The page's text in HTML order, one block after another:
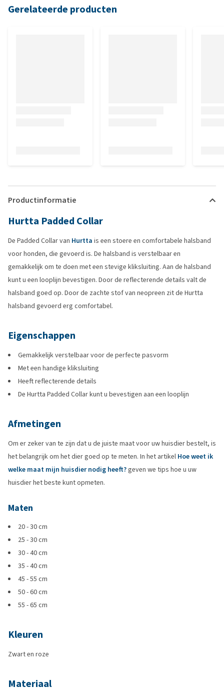
Gerelateerde producten
Productinformatie
Hurtta Padded Collar
De Padded Collar van Hurtta is een stoere en comfortabele halsband
voor honden, die gevoerd is. De halsband is verstelbaar en
gemakkelijk om te doen met een stevige kliksluiting. Aan de halsband
kunt u een looplijn bevestigen. Door de reflecterende details valt de
halsband goed op. Door de zachte stof van neopreen zit de Hurtta
halsband gevoerd erg comfortabel.
Eigenschappen
Gemakkelijk verstelbaar voor de perfecte pasvorm
Met een handige kliksluiting
Heeft reflecterende details
De Hurtta Padded Collar kunt u bevestigen aan een looplijn
Afmetingen
Om er zeker van te zijn dat u de juiste maat voor uw huisdier bestelt, is
het belangrijk om het dier goed op te meten. In het artikel Hoe weet ik
welke maat mijn huisdier nodig heeft?geven we tips hoe u uw
huisdier het beste kunt opmeten.
Maten
20 - 30 cm
25 - 30 cm
30 - 40 cm
35 - 40 cm
45 - 55 cm
50 - 60 cm
55 - 65 cm
Kleuren
Zwart en roze
Materiaal